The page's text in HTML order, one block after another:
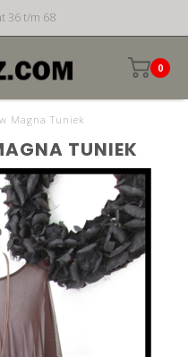
36 t/m 68
0
Magna Tuniek
TUNIEK